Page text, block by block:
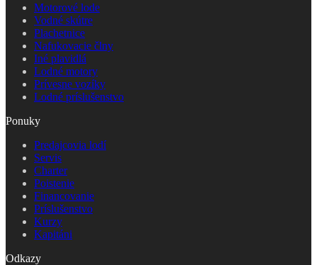
Motorové lode
Vodné skútre
Plachetnice
Nafukovacie člny
Iné plavidlá
Lodné motory
Prívesne vozíky
Lodné príslušenstvo
Ponuky
Predajcovia lodí
Servis
Charter
Poistenie
Financovanie
Príslušenstvo
Kurzy
Kapitáni
Odkazy